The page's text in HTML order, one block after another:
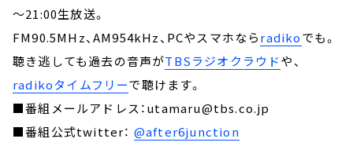
～21:00生放送。
FM90.5MHz、AM954kHz、PCやスマホならradikoでも。
聴き逃しても過去の音声がTBSラジオクラウドや、
radikoタイムフリーで聴けます。
■番組メールアドレス：utamaru@tbs.co.jp
■番組公式twitter： @after6junction